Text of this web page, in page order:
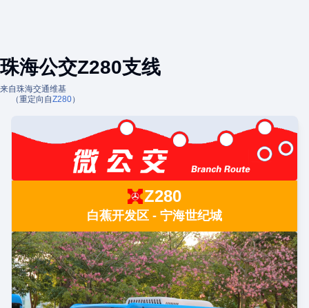
珠海公交Z280支线
来自珠海交通维基
（重定向自Z280）
Z280
白蕉开发区 - 宁海世纪城